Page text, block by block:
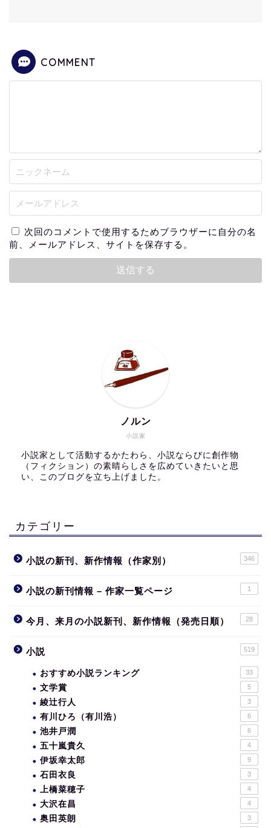
COMMENT
次回のコメントで使用するためブラウザーに自分の名
前、メールアドレス、サイトを保存する。
小説家
ノルン
小説家として活動するかたわら、小説ならびに創作物
（フィクション）の素晴らしさを広めていきたいと思
い、このブログを立ち上げました。
カテゴリー
小説の新刊、新作情報（作家別） 346
小説の新刊情報 – 作家一覧ページ 1
今月、来月の小説新刊、新作情報（発売日順） 28
小説 519
おすすめ小説ランキング 33
文学賞 5
綾辻行人 3
有川ひろ（有川浩） 6
池井戸潤 6
五十嵐貴久 4
伊坂幸太郎 9
石田衣良 3
上橋菜穂子 4
大沢在昌 4
奥田英朗 3